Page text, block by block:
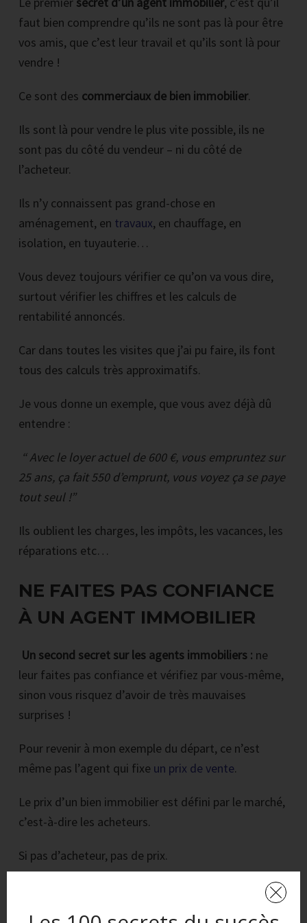
faut bien comprendre qu’ils ne sont pas là pour être
vos amis, que c’est leur travail et qu’ils sont là pour
vendre !
Ce sont des commerciaux de bien immobilier.
Ils sont là pour vendre le plus vite possible, ils ne
sont pas du côté du vendeur – ni du côté de
l’acheteur.
Ils n’y connaissent pas grand-chose en
aménagement, en travaux, en chauffage, en
isolation, en tuyauterie…
Vous devez toujours vérifier ce qu’on va vous dire,
surtout vérifier les chiffres et les calculs de
rentabilité annoncés.
Car dans toutes les visites que j’ai pu faire, ils font
tous des calculs très approximatifs.
Je vous donne un exemple, que vous avez déjà dû
entendre :
“ Avec le loyer actuel de 600 €, vous empruntez sur
25 ans, ça fait 550 d’emprunt, vous voyez ça se paye
tout seul !”
Ils oublient les charges, les impôts, les vacances, les
réparations etc…
NE FAITES PAS CONFIANCE
À UN AGENT IMMOBILIER
Un second secret sur les agents immobiliers : ne
leur faites pas confiance et vérifiez par vous-même,
sinon vous risquez d’avoir de très mauvaises
surprises !
Pour revenir à mon exemple du départ, ce n’est
même pas l’agent qui fixe un prix de vente.
Le prix d’un bien immobilier est défini par le marché,
c’est-à-dire les acheteurs.
Si pas d’acheteur, pas de prix.
Ce qui compte pour vous c’est la rentabilité du bien,